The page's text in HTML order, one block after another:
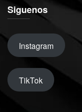
Siguenos
Instagram
TikTok